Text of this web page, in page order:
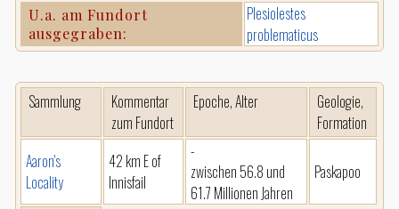
U.a. am Fundort
ausgegraben:
Plesiolestes
problematicus
Sammlung
Kommentar
zum Fundort
Epoche, Alter
Geologie,
Formation
Aaron's
Locality
42 km E of
Innisfail
-
zwischen 56.8 und
61.7 Millionen Jahren
Paskapoo